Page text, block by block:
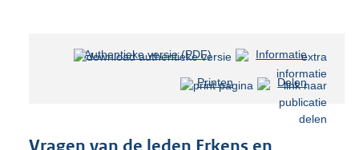
Authentieke versie (PDF)b
s
n
Informatie
Printen Delen